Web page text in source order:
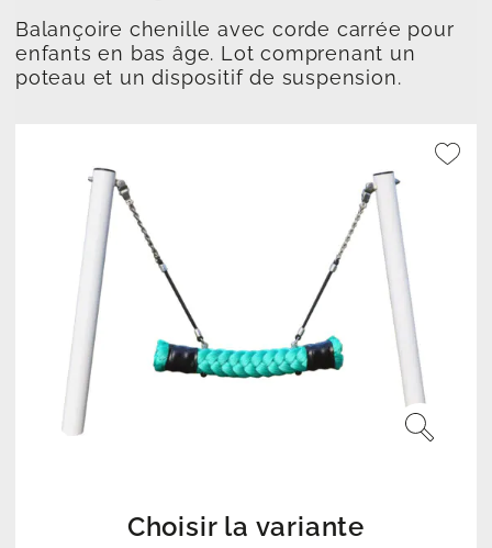
Balançoire chenille avec corde carrée pour
enfants en bas âge. Lot comprenant un
poteau et un dispositif de suspension.
Choisir la variante